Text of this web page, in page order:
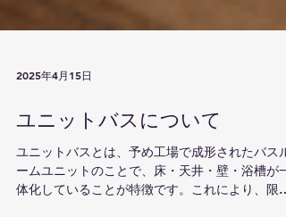
2025年4月15日
ユニットバスについて